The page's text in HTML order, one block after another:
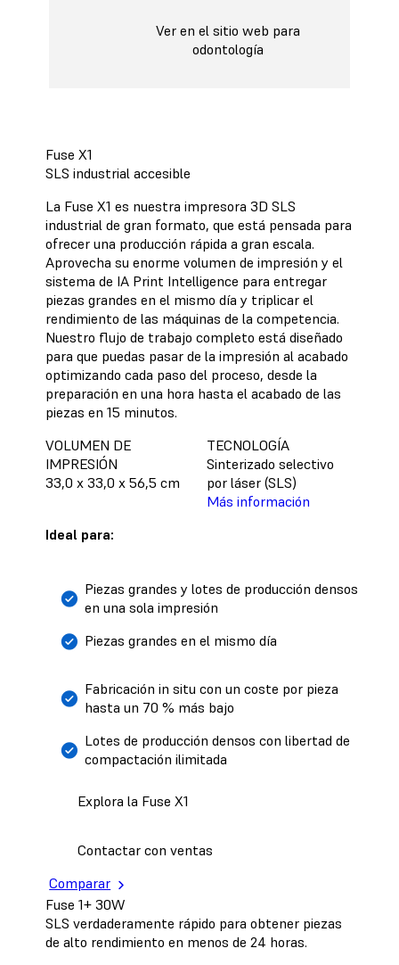
Ver en el sitio web para
odontología
Fuse X1
SLS industrial accesible
La Fuse X1 es nuestra impresora 3D SLS
industrial de gran formato, que está pensada para
ofrecer una producción rápida a gran escala.
Aprovecha su enorme volumen de impresión y el
sistema de IA Print Intelligence para entregar
piezas grandes en el mismo día y triplicar el
rendimiento de las máquinas de la competencia.
Nuestro flujo de trabajo completo está diseñado
para que puedas pasar de la impresión al acabado
optimizando cada paso del proceso, desde la
preparación en una hora hasta el acabado de las
piezas en 15 minutos.
VOLUMEN DE
IMPRESIÓN
33,0 x 33,0 x 56,5 cm
TECNOLOGÍA
Sinterizado selectivo
por láser (SLS)
Más información
Ideal para:
Piezas grandes y lotes de producción densos
en una sola impresión
Piezas grandes en el mismo día
Fabricación in situ con un coste por pieza
hasta un 70 % más bajo
Lotes de producción densos con libertad de
compactación ilimitada
Explora la Fuse X1
Contactar con ventas
Comparar
Fuse 1+ 30W
SLS verdaderamente rápido para obtener piezas
de alto rendimiento en menos de 24 horas.